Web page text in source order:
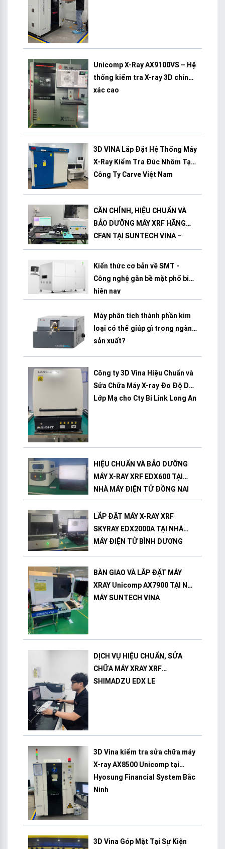
Unicomp X-Ray AX9100VS – Hệ
thống kiểm tra X-ray 3D chính
xác cao
3D VINA Lắp Đặt Hệ Thống Máy
X-Ray Kiểm Tra Đúc Nhôm Tại
Công Ty Carve Việt Nam
CĂN CHỈNH, HIỆU CHUẨN VÀ
BẢO DƯỠNG MÁY XRF HÃNG
CFAN TẠI SUNTECH VINA –
BÌNH DƯƠNG
Kiến thức cơ bản về SMT -
Công nghệ gắn bề mặt phổ biến
hiện nay
Máy phân tích thành phần kim
loại có thể giúp gì trong ngành
sản xuất?
Công ty 3D Vina Hiệu Chuẩn và
Sửa Chữa Máy X-ray Đo Độ Dày
Lớp Mạ cho Cty Bi Link Long An
HIỆU CHUẨN VÀ BẢO DƯỠNG
MÁY X-RAY XRF EDX600 TẠI
NHÀ MÁY ĐIỆN TỬ ĐỒNG NAI
LẮP ĐẶT MÁY X-RAY XRF
SKYRAY EDX2000A TẠI NHÀ
MÁY ĐIỆN TỬ BÌNH DƯƠNG
BÀN GIAO VÀ LẮP ĐẶT MÁY
XRAY Unicomp AX7900 TẠI NHÀ
MÁY SUNTECH VINA
DỊCH VỤ HIỆU CHUẨN, SỬA
CHỮA MÁY XRAY XRF
SHIMADZU EDX LE
3D Vina kiểm tra sửa chữa máy
X-ray AX8500 Unicomp tại
Hyosung Financial System Bắc
Ninh
3D Vina Góp Mặt Tại Sự Kiện